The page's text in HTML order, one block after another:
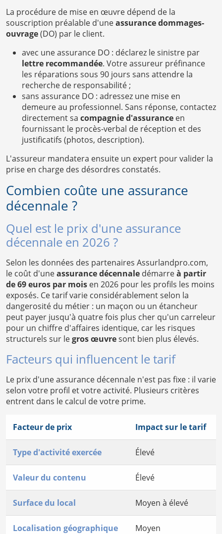
La procédure de mise en œuvre dépend de la
souscription préalable d'uneassurance dommages-
ouvrage(DO) par le client.
avec une assurance DO : déclarez le sinistre par
lettre recommandée. Votre assureur préfinance
les réparations sous 90 jours sans attendre la
recherche de responsabilité ;
sans assurance DO : adressez une mise en
demeure au professionnel. Sans réponse, contactez
directement sa compagnie d'assurance en
fournissant le procès-verbal de réception et des
justificatifs (photos, description).
L'assureur mandatera ensuite un expert pour valider la
prise en charge des désordres constatés.
Combien coûte une assurance
décennale ?
Quel est le prix d'une assurance
décennale en 2026 ?
Selon les données des partenaires Assurlandpro.com,
le coût d'uneassurance décennale démarreà partir
de 69 euros par mois en 2026 pour les profils les moins
exposés. Ce tarif varie considérablement selon la
dangerosité du métier : un maçon ou un étancheur
peut payer jusqu'à quatre fois plus cher qu'un carreleur
pour un chiffre d'affaires identique, car les risques
structurels sur legros œuvresont bien plus élevés.
Facteurs qui influencent le tarif
Le prix d'une assurance décennale n'est pas fixe : il varie
selon votre profil et votre activité. Plusieurs critères
entrent dans le calcul de votre prime.
Facteur de prix Impact sur le tarif
Type d'activité exercée Élevé
Valeur du contenu Élevé
Surface du local Moyen à élevé
Localisation géographique Moyen